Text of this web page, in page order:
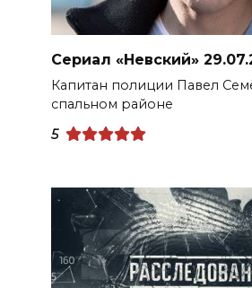
Сериал «Невский»
Капитан полиции Павел
спальном районе
5